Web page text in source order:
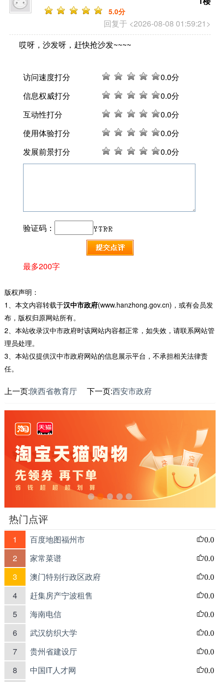
回复于 <2026-08-08 01:59:21>
5.0分
哎呀，沙发呀，赶快抢沙发~~~~
访问速度打分 0.0分
信息权威打分
0.0分
互动性打分
0.0分
使用体验打分
0.0分
发展前景打分
0.0分
验证码：
最多200字
版权声明：
1、本文内容转载于汉中市政府(www.hanzhong.gov.cn)，或有会员发
布，版权归原网站所有。
2、本站收录汉中市政府时该网站内容都正常，如失效，请联系网站管
理员处理。
3、本站仅提供汉中市政府网站的信息展示平台，不承担相关法律责
任。
上一页:陕西省教育厅 下一页:西安市政府
热门点评
1 百度地图福州市 0.0
2 家常菜谱 0.0
3 澳门特别行政区政府 0.0
4 赶集房产宁波租售 0.0
5 海南电信 0.0
6 武汉纺织大学 0.0
7 贵州省建设厅 0.0
8 中国IT人才网 0.0